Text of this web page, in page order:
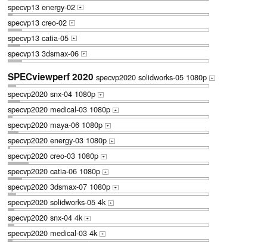
specvp13 energy-02 +
specvp13 creo-02 +
specvp13 catia-05 +
specvp13 3dsmax-06 +
SPECviewperf 2020 specvp2020 solidworks-05 1080p +
specvp2020 snx-04 1080p +
specvp2020 medical-03 1080p +
specvp2020 maya-06 1080p +
specvp2020 energy-03 1080p +
specvp2020 creo-03 1080p +
specvp2020 catia-06 1080p +
specvp2020 3dsmax-07 1080p +
specvp2020 solidworks-05 4k +
specvp2020 snx-04 4k +
specvp2020 medical-03 4k +